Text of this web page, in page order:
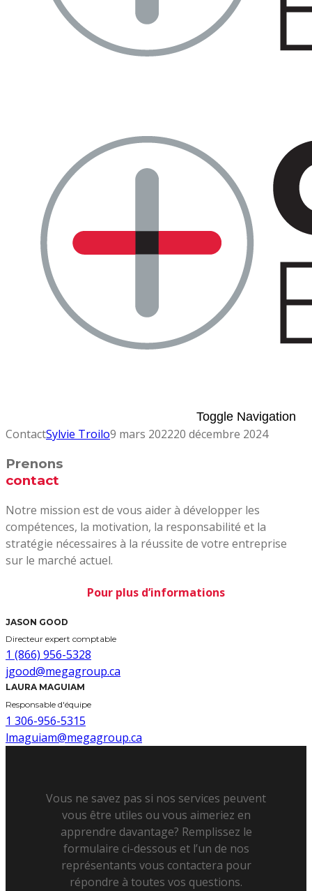
Toggle Navigation
ContactSylvie Troilo9 mars 202220 décembre 2024
Prenons
contact
Notre mission est de vous aider à développer les
compétences, la motivation, la responsabilité et la
stratégie nécessaires à la réussite de votre entreprise
sur le marché actuel.
Pour plus d’informations
JASON GOOD
Directeur expert comptable
1 (866) 956-5328
jgood@megagroup.ca
LAURA MAGUIAM
Responsable d'équipe
1 306-956-5315
lmaguiam@megagroup.ca
Vous ne savez pas si nos services peuvent
vous être utiles ou vous aimeriez en
apprendre davantage? Remplissez le
formulaire ci-dessous et l’un de nos
représentants vous contactera pour
répondre à toutes vos questions.